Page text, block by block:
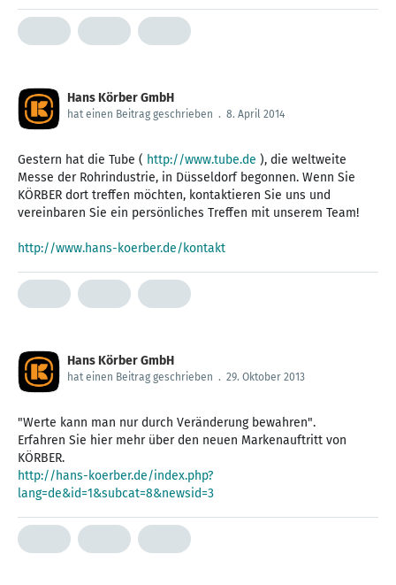
Hans Körber GmbH
hat einen Beitrag geschrieben . 8. April 2014
Gestern hat die Tube ( http://www.tube.de ), die weltweite
Messe der Rohrindustrie, in Düsseldorf begonnen. Wenn Sie
KÖRBER dort treffen möchten, kontaktieren Sie uns und
vereinbaren Sie ein persönliches Treffen mit unserem Team!
http://www.hans-koerber.de/kontakt
Hans Körber GmbH
hat einen Beitrag geschrieben . 29. Oktober 2013
"Werte kann man nur durch Veränderung bewahren".
Erfahren Sie hier mehr über den neuen Markenauftritt von
http://hans-koerber.de/index.php?
lang=de&id=1&subcat=8&newsid=3